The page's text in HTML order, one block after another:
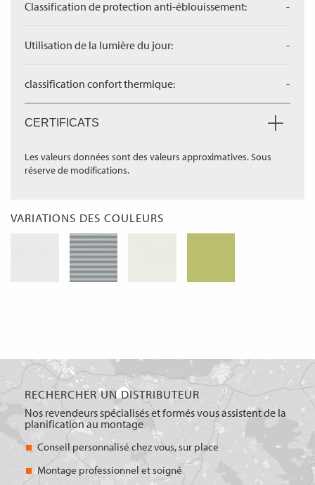
Classification de protection anti-éblouissement: -
Utilisation de la lumière du jour: -
classification confort thermique: -
CERTIFICATS
Les valeurs données sont des valeurs approximatives. Sous
réserve de modifications.
VARIATIONS DES COULEURS
RECHERCHER UN DISTRIBUTEUR
Nos revendeurs spécialisés et formés vous assistent de la
planification au montage
Conseil personnalisé chez vous, sur place
Montage professionnel et soigné